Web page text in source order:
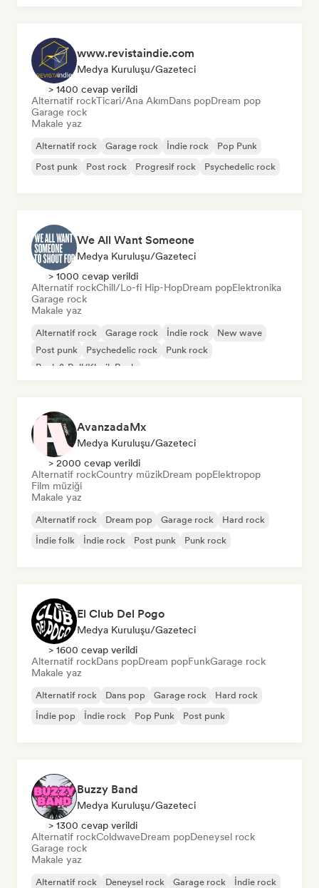
www.revistaindie.com
Medya Kuruluşu/Gazeteci
> 1400 cevap verildi
Alternatif rockTicari/Ana AkımDans popDream pop
Garage rock
Makale yaz
Alternatif rock Garage rock İndie rock
Pop Punk
Post punk
Post rock Progresif rock Psychedelic rock
We All Want Someone
Medya Kuruluşu/Gazeteci
> 1000 cevap verildi
Alternatif rockChill/Lo-fi Hip-HopDream popElektronika
Garage rock
Makale yaz
Alternatif rock Garage rock İndie rock
New wave
Post punk
Psychedelic rock
Punk rock
Rock & Roll/Klasik Rock
AvanzadaMx
Medya Kuruluşu/Gazeteci
> 2000 cevap verildi
Alternatif rockCountry müzikDream popElektropop
Film müziği
Makale yaz
Alternatif rock Dream pop Garage rock
Hard rock
İndie folk
İndie rock Post punk Punk rock
El Club Del Pogo
Medya Kuruluşu/Gazeteci
> 1600 cevap verildi
Alternatif rockDans popDream popFunkGarage rock
Makale yaz
Alternatif rock Dans pop Garage rock
Hard rock
İndie pop
İndie rock Pop Punk Post punk
Buzzy Band
Medya Kuruluşu/Gazeteci
> 1300 cevap verildi
Alternatif rockColdwaveDream popDeneysel rock
Garage rock
Makale yaz
Alternatif rock Deneysel rock Garage rock İndie rock